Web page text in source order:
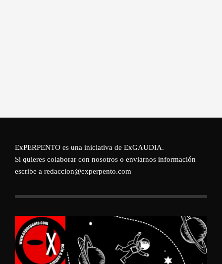
ExPERPENTO es una iniciativa de ExGAUDIA.
Si quieres colaborar con nosotros o enviarnos información
escribe a redaccion@experpento.com